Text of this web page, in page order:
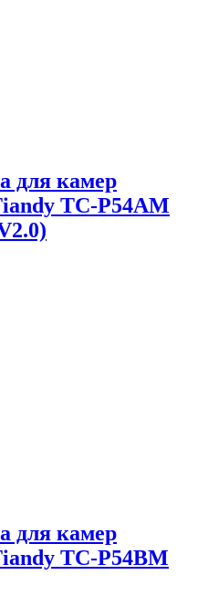
для камер
TC-P54AM
для камер
TC-P54BM